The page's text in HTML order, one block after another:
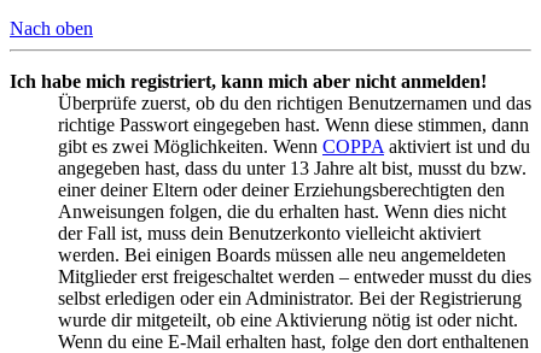
Nach oben
Ich habe mich registriert, kann mich aber nicht anmelden!
Überprüfe zuerst, ob du den richtigen Benutzernamen und das
richtige Passwort eingegeben hast. Wenn diese stimmen, dann
gibt es zwei Möglichkeiten. Wenn COPPA aktiviert ist und du
angegeben hast, dass du unter 13 Jahre alt bist, musst du bzw.
einer deiner Eltern oder deiner Erziehungsberechtigten den
Anweisungen folgen, die du erhalten hast. Wenn dies nicht
der Fall ist, muss dein Benutzerkonto vielleicht aktiviert
werden. Bei einigen Boards müssen alle neu angemeldeten
Mitglieder erst freigeschaltet werden – entweder musst du dies
selbst erledigen oder ein Administrator. Bei der Registrierung
wurde dir mitgeteilt, ob eine Aktivierung nötig ist oder nicht.
Wenn du eine E-Mail erhalten hast, folge den dort enthaltenen